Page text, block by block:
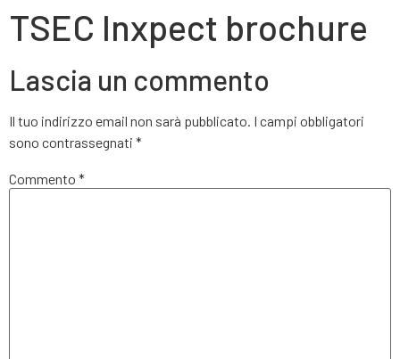
TSEC Inxpect brochure
Lascia un commento
Il tuo indirizzo email non sarà pubblicato. I campi obbligatori
sono contrassegnati *
Commento *